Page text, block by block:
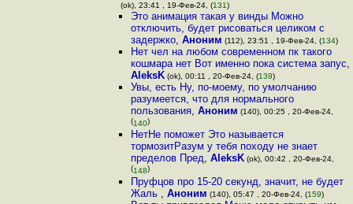
(ok), 23:41 , 19-Фев-24, (131)
Это анимация такая у винды Можно
отключить, будет рисоваться целиком с
задержко, Аноним (112), 23:51 , 19-Фев-24, (134)
Нет чел на любом современном пк такого
кошмара нет Вот именно пока система запус,
AleksK(ok), 00:11 , 20-Фев-24, (139)
Увы, есть Ну, по-моему, по умолчанию
разумеется, что для нормального
пользования, Аноним (140), 00:25 , 20-Фев-24,
(140)
НетНе поможет Это называется
тормозитРазум у тебя походу не знает
пределов Пред, AleksK(ok), 00:42 , 20-Фев-24,
(148)
Пруфцов про 15-20 секунд, значит, не будет
Жаль , Аноним (140), 05:47 , 20-Фев-24, (159)